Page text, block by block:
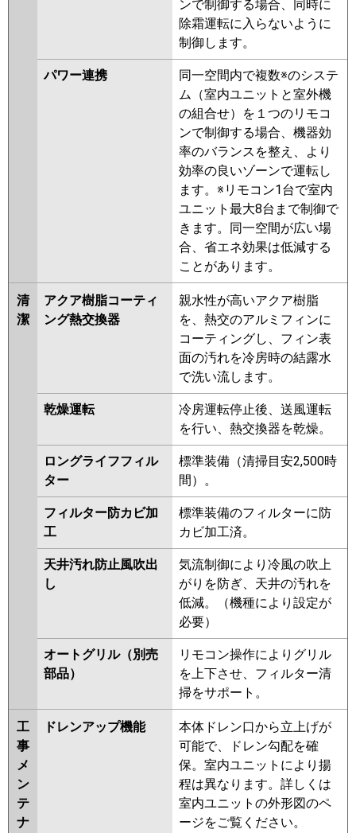
ンで制御する場合、同時に
除霜運転に入らないように
制御します。
パワー連携
同一空間内で複数※のシステ
ム（室内ユニットと室外機
の組合せ）を１つのリモコ
ンで制御する場合、機器効
率のバランスを整え、より
効率の良いゾーンで運転し
ます。※リモコン1台で室内
ユニット最大8台まで制御で
きます。同一空間が広い場
合、省エネ効果は低減する
ことがあります。
清
潔
アクア樹脂コーティ
ング熱交換器
親水性が高いアクア樹脂
を、熱交のアルミフィンに
コーティングし、フィン表
面の汚れを冷房時の結露水
で洗い流します。
乾燥運転
冷房運転停止後、送風運転
を行い、熱交換器を乾燥。
ロングライフフィル
ター
標準装備（清掃目安2,500時
間）。
フィルター防カビ加
工
標準装備のフィルターに防
カビ加工済。
天井汚れ防止風吹出
し
気流制御により冷風の吹上
がりを防ぎ、天井の汚れを
低減。（機種により設定が
必要）
オートグリル（別売
部品）
リモコン操作によりグリル
を上下させ、フィルター清
掃をサポート。
工
事
メ
ン
テ
ナ
ドレンアップ機能
本体ドレン口から立上げが
可能で、ドレン勾配を確
保。室内ユニットにより揚
程は異なります。詳しくは
室内ユニットの外形図のペ
ージをご覧ください。